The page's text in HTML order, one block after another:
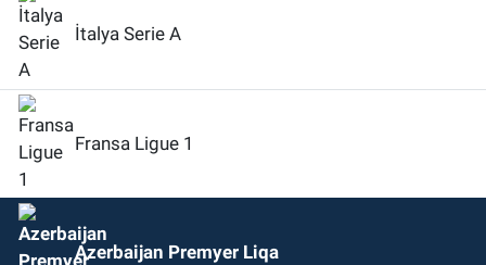
İtalya Serie A
Fransa Ligue 1
Azerbaijan Premyer Liqa